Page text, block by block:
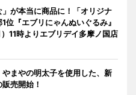
」が本当に商品に！「オリジナ
位『エブリにゃんぬいぐるみ』
11時よりエブリデイ多摩ノ国店
やまやの明太子を使用した、新
売開始！